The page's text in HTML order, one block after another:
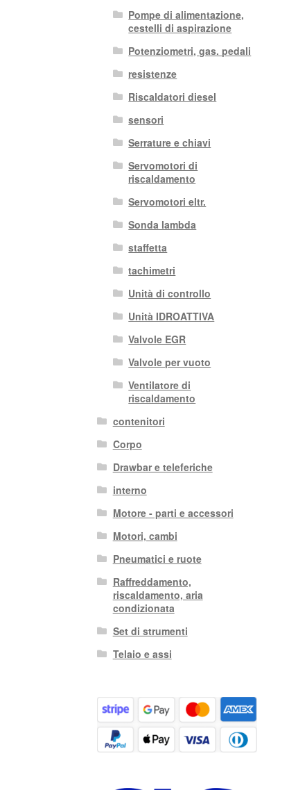
Pompe di alimentazione,
cestelli di aspirazione
Potenziometri, gas. pedali
resistenze
Riscaldatori diesel
sensori
Serrature e chiavi
Servomotori di
riscaldamento
Servomotori eltr.
Sonda lambda
staffetta
tachimetri
Unità di controllo
Unità IDROATTIVA
Valvole EGR
Valvole per vuoto
Ventilatore di
riscaldamento
contenitori
Corpo
Drawbar e teleferiche
interno
Motore - parti e accessori
Motori, cambi
Pneumatici e ruote
Raffreddamento,
riscaldamento, aria
condizionata
Set di strumenti
Telaio e assi